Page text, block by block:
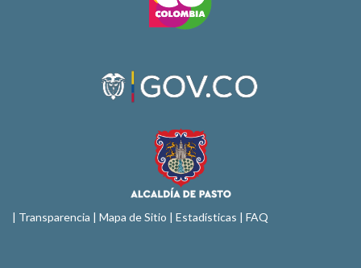
| Transparencia | Mapa de Sitio | Estadísticas | FAQ